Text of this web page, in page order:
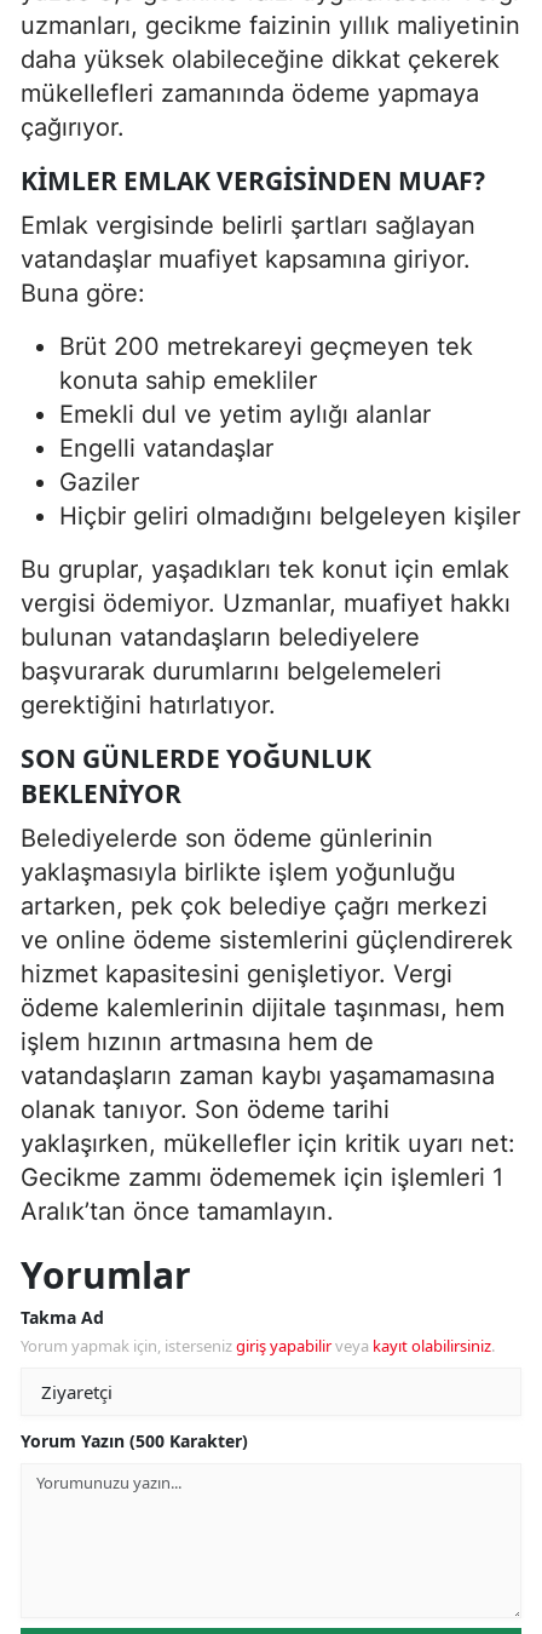
uzmanları, gecikme faizinin yıllık maliyetinin
daha yüksek olabileceğine dikkat çekerek
mükellefleri zamanında ödeme yapmaya
çağırıyor.
KIMLER EMLAK VERGISINDEN MUAF?
Emlak vergisinde belirli şartları sağlayan
vatandaşlar muafiyet kapsamına giriyor.
Buna göre:
Brüt 200 metrekareyi geçmeyen tek
konuta sahip emekliler
Emekli dul ve yetim aylığı alanlar
Engelli vatandaşlar
Gaziler
Hiçbir geliri olmadığını belgeleyen kişiler
Bu gruplar, yaşadıkları tek konut için emlak
vergisi ödemiyor. Uzmanlar, muafiyet hakkı
bulunan vatandaşların belediyelere
başvurarak durumlarını belgelemeleri
gerektiğini hatırlatıyor.
SON GÜNLERDE YOĞUNLUK
BEKLENIYOR
Belediyelerde son ödeme günlerinin
yaklaşmasıyla birlikte işlem yoğunluğu
artarken, pek çok belediye çağrı merkezi
ve online ödeme sistemlerini güçlendirerek
hizmet kapasitesini genişletiyor. Vergi
ödeme kalemlerinin dijitale taşınması, hem
işlem hızının artmasına hem de
vatandaşların zaman kaybı yaşamamasına
olanak tanıyor. Son ödeme tarihi
yaklaşırken, mükellefler için kritik uyarı net:
Gecikme zammı ödememek için işlemleri 1
Aralık’tan önce tamamlayın.
Yorumlar
Takma Ad
Yorum yapmak için, istersenizgiriş yapabilirveya kayıt olabilirsiniz.
Yorum Yazın (500 Karakter)